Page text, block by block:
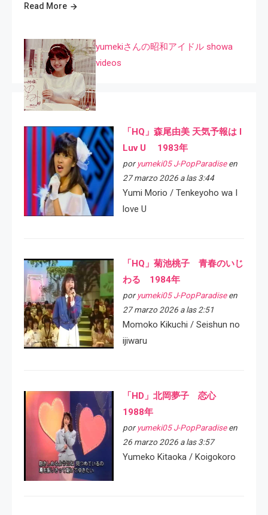
Read More
yumekiさんの昭和アイドル showa
videos
「HQ」森尾由美 天気予報は I
Luv U 1983年
por yumeki05 J-PopParadiseen
27 marzo 2026 a las 3:44
Yumi Morio / Tenkeyoho wa I
love U
「HQ」菊池桃子 青春のいじ
わる 1984年
por yumeki05 J-PopParadiseen
27 marzo 2026 a las 2:51
Momoko Kikuchi / Seishun no
ijiwaru
「HD」北岡夢子 恋心
1988年
por yumeki05 J-PopParadiseen
26 marzo 2026 a las 3:57
Yumeko Kitaoka / Koigokoro